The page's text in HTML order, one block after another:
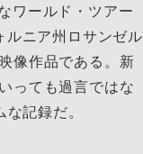
ワールド・ツアー
ニア州ロサンゼル
像作品である。新
っても過⾔ではな
記録だ。